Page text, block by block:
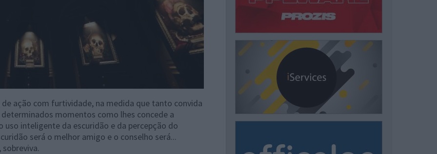
ação com furtividade, na medida que tanto convida
momentos como lhes concede a
inteligente da escuridão e da percepção do
será o melhor amigo e o conselho será...